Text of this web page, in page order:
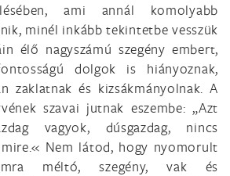
ami annál komolyabb
minél inkább tekintetbe vesszük
élő nagyszámú szegény embert,
dolgok is hiányoznak,
zaklatnak és kizsákmányolnak. A
szavai jutnak eszembe: „Azt
vagyok, dúsgazdag, nincs
Nem látod, hogy nyomorult
méltó, szegény, vak és